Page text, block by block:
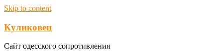
Skip to content
Куликовец
Сайт одесского сопротивления